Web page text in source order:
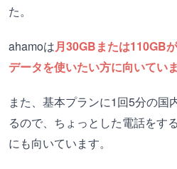
た。
ahamoは月30GBまたは110GB
データを使いたい方に向いていま
また、基本プランに1回5分の国
るので、ちょっとした電話をす
にも向いています。